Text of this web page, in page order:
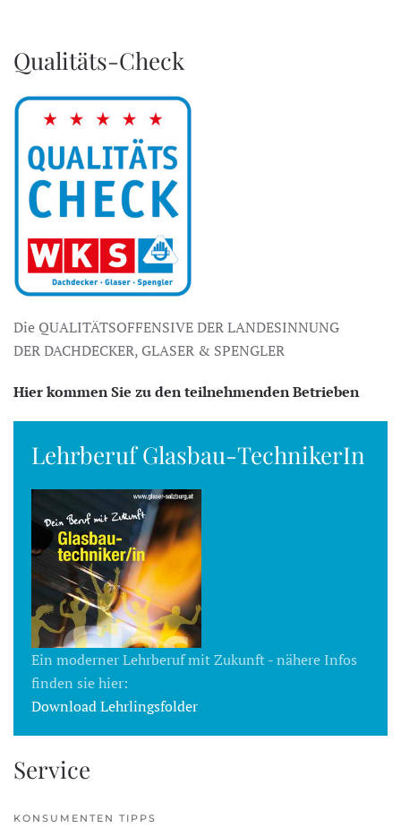
Qualitäts-Check
Die QUALITÄTSOFFENSIVE DER LANDESINNUNG
DER DACHDECKER, GLASER & SPENGLER
Hier kommen Sie zu den teilnehmenden Betrieben
Lehrberuf Glasbau-TechnikerIn
Ein moderner Lehrberuf mit Zukunft - nähere Infos
finden sie hier:
Download Lehrlingsfolder
Service
KONSUMENTEN TIPPS